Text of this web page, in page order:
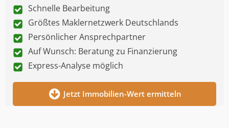
Schnelle Bearbeitung
Größtes Maklernetzwerk Deutschlands
Persönlicher Ansprechpartner
Auf Wunsch: Beratung zu Finanzierung
Express-Analyse möglich
Jetzt Immobilien-Wert ermitteln